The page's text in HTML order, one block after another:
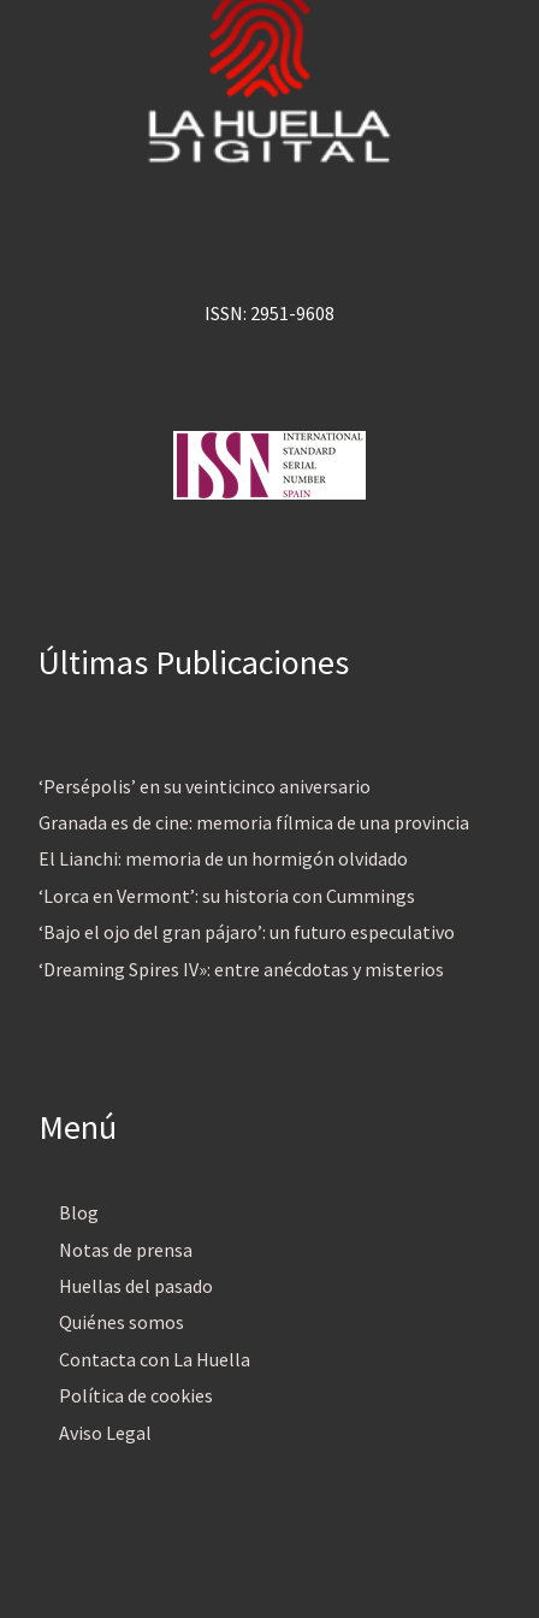
ISSN: 2951-9608
Últimas Publicaciones
‘Persépolis’ en su veinticinco aniversario
Granada es de cine: memoria fílmica de una provincia
El Lianchi: memoria de un hormigón olvidado
‘Lorca en Vermont’: su historia con Cummings
‘Bajo el ojo del gran pájaro’: un futuro especulativo
‘Dreaming Spires IV»: entre anécdotas y misterios
Menú
Blog
Notas de prensa
Huellas del pasado
Quiénes somos
Contacta con La Huella
Política de cookies
Aviso Legal